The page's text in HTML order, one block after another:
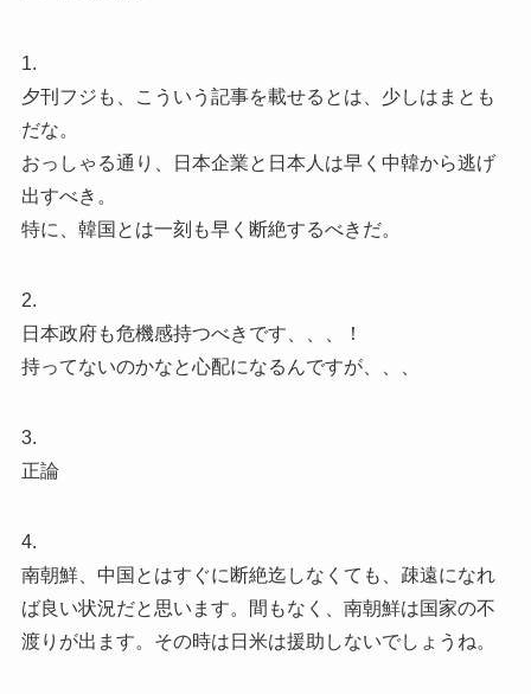
1.
夕刊フジも、こういう記事を載せるとは、少しはまとも
だな。
おっしゃる通り、日本企業と日本人は早く中韓から逃げ
出すべき。
特に、韓国とは一刻も早く断絶するべきだ。
2.
日本政府も危機感持つべきです、、、！
持ってないのかなと心配になるんですが、、、
3.
正論
4.
南朝鮮、中国とはすぐに断絶迄しなくても、疎遠になれ
ば良い状況だと思います。間もなく、南朝鮮は国家の不
渡りが出ます。その時は日米は援助しないでしょうね。